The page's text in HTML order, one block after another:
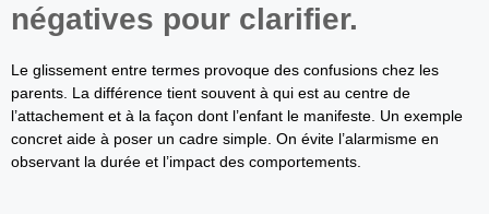
négatives pour clarifier.
Le glissement entre termes provoque des confusions chez les
parents. La différence tient souvent à qui est au centre de
l’attachement et à la façon dont l’enfant le manifeste. Un exemple
concret aide à poser un cadre simple. On évite l’alarmisme en
observant la durée et l’impact des comportements.